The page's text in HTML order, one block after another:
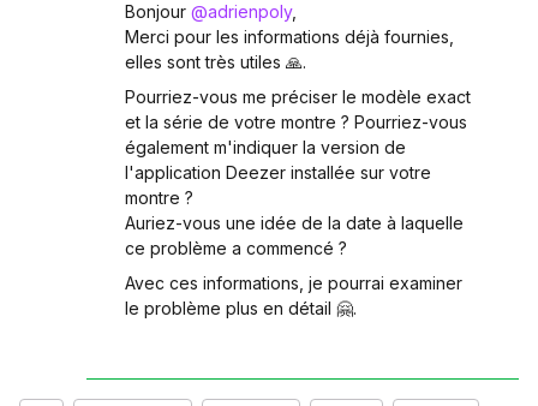
Bonjour ​ @adrienpoly,
Merci pour les informations déjà fournies,
elles sont très utiles 🙏.
Pourriez-vous me préciser le modèle exact
et la série de votre montre ? Pourriez-vous
également m'indiquer la version de
l'application Deezer installée sur votre
montre ?
Auriez-vous une idée de la date à laquelle
ce problème a commencé ?
Avec ces informations, je pourrai examiner
le problème plus en détail 🤗.